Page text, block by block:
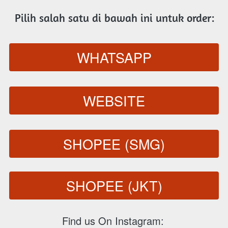
Pilih salah satu di bawah ini untuk order:
`
WHATSAPP
`
WEBSITE
`SHOPEE (SMG)
`SHOPEE (JKT)
Find us On Instagram: